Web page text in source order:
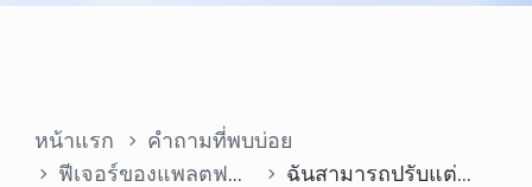
หน้าแรก
คำถามที่พบบ่อย
ฟีเจอร์ของแพลตฟอร์ม
ฉันสามารถปรับแต่งการแสดง Balance, Equity และมาร์จินคงเหลือใน StocksTrader ได้หรือไม่?